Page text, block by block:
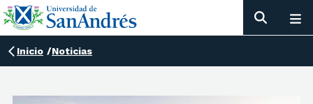
Inicio /Noticias